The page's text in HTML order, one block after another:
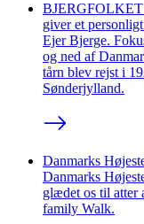
giver et
Ejer Bjerge.
og ned af
tårn blev rejst i
Sønderjylland.
Danmarks
Danmarks
glædet os til
family Walk.